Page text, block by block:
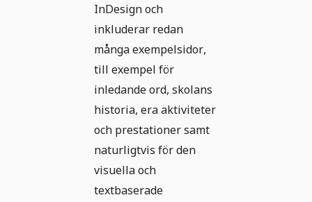
InDesign och
inkluderar redan
många exempelsidor,
till exempel för
inledande ord, skolans
historia, era aktiviteter
och prestationer samt
naturligtvis för den
visuella och
textbaserade